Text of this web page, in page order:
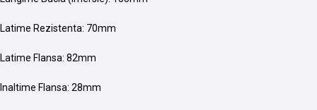
Latime Rezistenta: 70mm
Latime Flansa: 82mm
Inaltime Flansa: 28mm